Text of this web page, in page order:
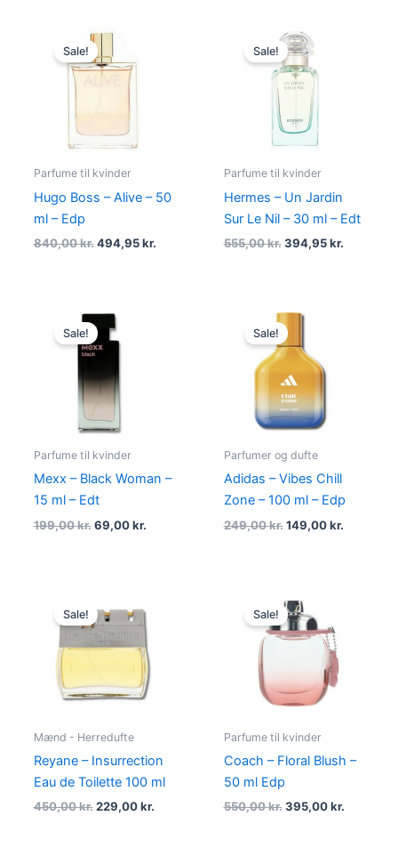
Sale!
Parfume til kvinder
Hugo Boss – Alive – 50
ml – Edp
840,00kr.
Original
price
was:
840,00 kr..
494,95kr.
Sale!
Parfume til kvinder
Hermes – Un Jardin
Sur Le Nil – 30 ml – Edt
555,00kr.
Original
price
was:
555,00 kr..
394,95kr.
Sale!
Parfume til kvinder
Mexx – Black Woman –
15 ml – Edt
199,00kr.
Original
price
was:
199,00 kr..
69,00kr.
Sale!
Parfumer og dufte
Adidas – Vibes Chill
Zone – 100 ml – Edp
249,00kr.
Original
price
was:
249,00 kr..
149,00kr.
Sale!
Mænd - Herredufte
Reyane – Insurrection
Eau de Toilette 100 ml
450,00kr.
price
was:
450,00 kr..
229,00kr.
Sale!
Parfume til kvinder
Coach – Floral Blush –
50 ml Edp
550,00kr.
price
was:
550,00 kr..
395,00kr.